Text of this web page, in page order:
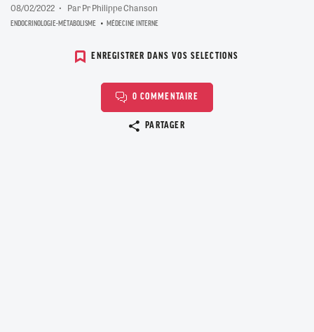
08/02/2022 Par Pr Philippe Chanson
ENDOCRINOLOGIE-MÉTABOLISME MÉDECINE INTERNE
ENREGISTRER DANS VOS SELECTIONS
0 COMMENTAIRE
PARTAGER